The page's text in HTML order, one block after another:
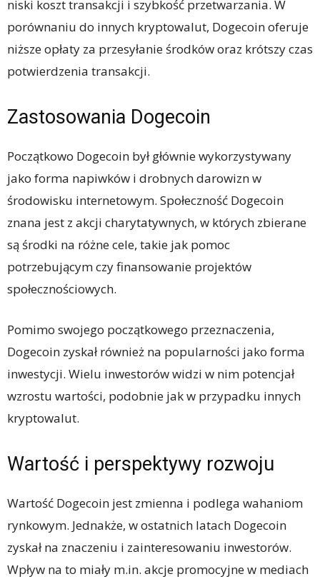
niski koszt transakcji i szybkość przetwarzania. W
porównaniu do innych kryptowalut, Dogecoin oferuje
niższe opłaty za przesyłanie środków oraz krótszy czas
potwierdzenia transakcji.
Zastosowania Dogecoin
Początkowo Dogecoin był głównie wykorzystywany
jako forma napiwków i drobnych darowizn w
środowisku internetowym. Społeczność Dogecoin
znana jest z akcji charytatywnych, w których zbierane
są środki na różne cele, takie jak pomoc
potrzebującym czy finansowanie projektów
społecznościowych.
Pomimo swojego początkowego przeznaczenia,
Dogecoin zyskał również na popularności jako forma
inwestycji. Wielu inwestorów widzi w nim potencjał
wzrostu wartości, podobnie jak w przypadku innych
kryptowalut.
Wartość i perspektywy rozwoju
Wartość Dogecoin jest zmienna i podlega wahaniom
rynkowym. Jednakże, w ostatnich latach Dogecoin
zyskał na znaczeniu i zainteresowaniu inwestorów.
Wpływ na to miały m.in. akcje promocyjne w mediach